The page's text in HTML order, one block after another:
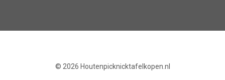
© 2026 Houtenpicknicktafelkopen.nl